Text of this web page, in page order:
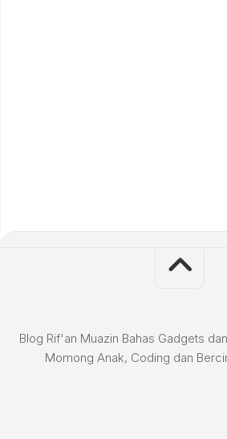
Blog Rif'an Muazin Bahas Gadgets
Momong Anak, Coding dan